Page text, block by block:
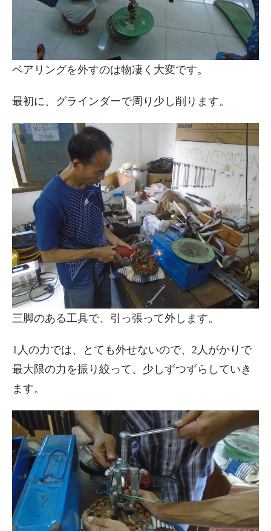
ベアリングを外すのは物凄く大変です。
最初に、グラインダーで周り少し削ります。
三脚のある工具で、引っ張って外します。
1人の力では、とても外せないので、2人がかりで
最大限の力を振り絞って、少しずつずらしていき
ます。